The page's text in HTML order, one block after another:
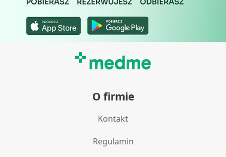
O firmie
Kontakt
Regulamin
Identyfikowanie urządzeń na podstawie
aktywnie żądanych informacji
Cele przetwarzania inne niż IAB: